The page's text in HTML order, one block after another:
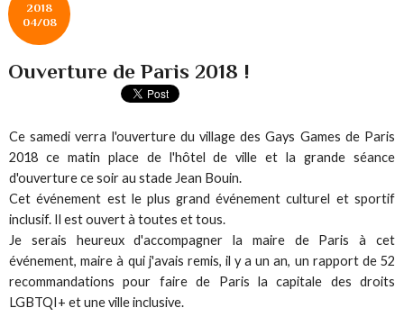
2018
04/08
Ouverture de Paris 2018 !
Ce samedi verra l'ouverture du village des Gays Games de Paris
2018 ce matin place de l'hôtel de ville et la grande séance
d'ouverture ce soir au stade Jean Bouin.
Cet événement est le plus grand événement culturel et sportif
inclusif. Il est ouvert à toutes et tous.
Je serais heureux d'accompagner la maire de Paris à cet
événement, maire à qui j'avais remis, il y a un an, un rapport de 52
recommandations pour faire de Paris la capitale des droits
LGBTQI+ et une ville inclusive.